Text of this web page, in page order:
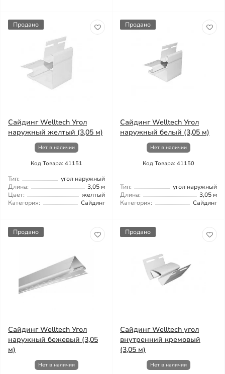
Продано
Сайдинг Welltech Угол
наружный желтый (3,05 м)
Нет в наличии
Код Товара: 41151
Тип:
угол наружный
Длина:
3,05 м
Цвет:
желтый
Категория:
Сайдинг
Продано
Сайдинг Welltech Угол
наружный белый (3,05 м)
Нет в наличии
Код Товара: 41150
Тип:
угол наружный
Длина:
3,05 м
Категория:
Сайдинг
Продано
Сайдинг Welltech Угол
наружный бежевый (3,05
м)
Нет в наличии
Продано
Сайдинг Welltech угол
внутренний кремовый
(3,05 м)
Нет в наличии